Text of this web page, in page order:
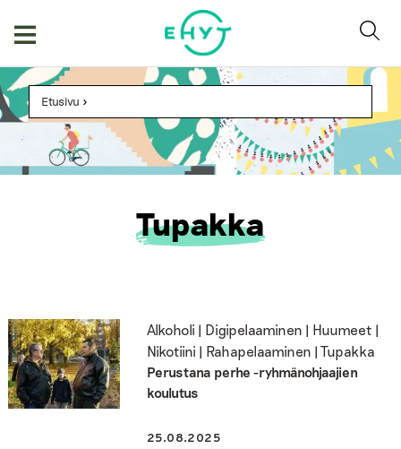
Etusivu >
Tupakka
Alkoholi | Digipelaaminen | Huumeet |
Nikotiini | Rahapelaaminen | Tupakka
Perustana perhe -ryhmänohjaajien
koulutus
25.08.2025